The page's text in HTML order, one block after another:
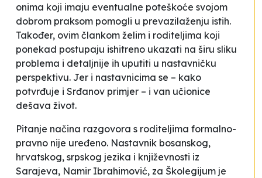
onima koji imaju eventualne poteškoće svojom
dobrom praksom pomogli u prevazilaženju istih.
Također, ovim člankom želim i roditeljima koji
ponekad postupaju ishitreno ukazati na širu sliku
problema i detaljnije ih uputiti u nastavničku
perspektivu. Jer i nastavnicima se – kako
potvrđuje i Srđanov primjer – i van učionice
dešava život.
Pitanje načina razgovora s roditeljima formalno-
pravno nije uređeno. Nastavnik bosanskog,
hrvatskog, srpskog jezika i književnosti iz
Sarajeva, Namir Ibrahimović, za Školegijum je